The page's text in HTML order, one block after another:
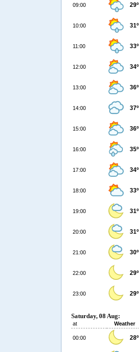
09:00 29º
10:00 31º
11:00 33º
12:00 34º
13:00 36º
14:00 37º
15:00 36º
16:00 35º
17:00 34º
18:00 33º
19:00 31º
20:00 31º
21:00 30º
22:00 29º
23:00 29º
Saturday, 08 Aug:
at Weather
00:00 28º